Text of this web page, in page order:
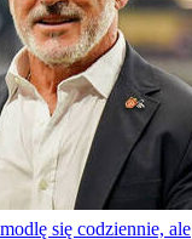
się codziennie, ale